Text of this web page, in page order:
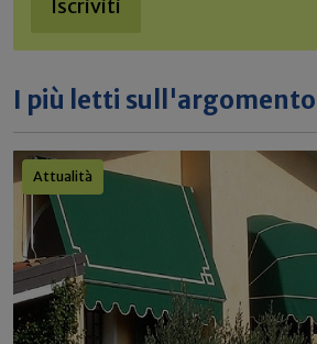
Iscriviti
I più letti sull'argomento
Attualità